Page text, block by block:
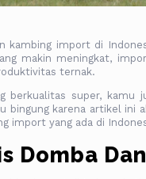
kambing import di
makin meningkat,
ternak.
berkualitas super,
bingung karena artikel ini
import yang ada di
Domba